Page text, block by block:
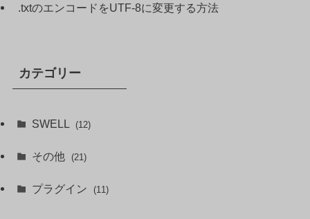
.txtのエンコードをUTF-8に変更する方法
カテゴリー
SWELL (12)
その他 (21)
プラグイン (11)